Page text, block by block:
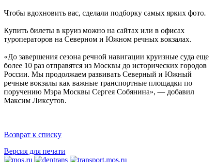
Чтобы вдохновить вас, сделали подборку самых ярких фото.
Купить билеты в круиз можно на сайтах или в офисах
туроператоров на Северном и Южном речных вокзалах.
«До завершения сезона речной навигации круизные суда еще
более 10 раз отправятся из Москвы до исторических городов
России. Мы продолжаем развивать Северный и Южный
речные вокзалы как важные транспортные площадки по
поручению Мэра Москвы Сергея Собянина», — добавил
Максим Ликсутов.
Возврат к списку
Версия для печати